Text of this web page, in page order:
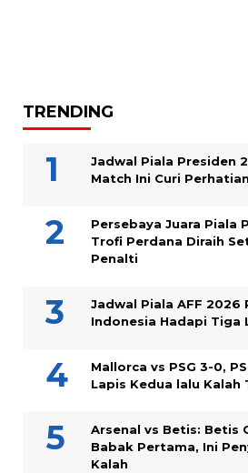
TRENDING
Jadwal Piala Presiden
Match Ini Curi Perhatian
Persebaya Juara Piala
Trofi Perdana Diraih
Penalti
Jadwal Piala AFF 2026
Indonesia Hadapi Tiga
Mallorca vs PSG 3-0,
Lapis Kedua lalu Kalah
Arsenal vs Betis: Betis
Babak Pertama, Ini
Kalah